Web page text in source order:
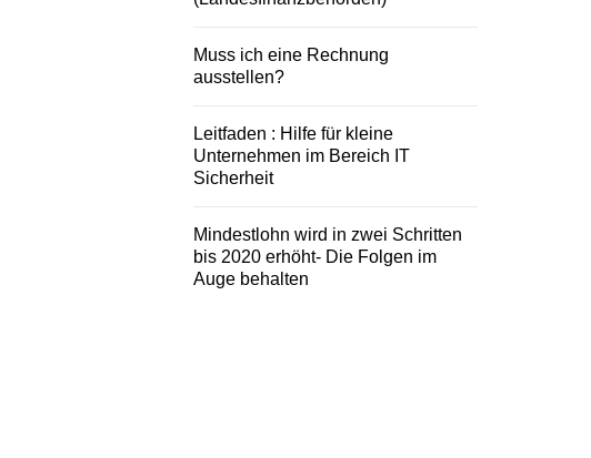
Muss ich eine Rechnung
ausstellen?
Leitfaden : Hilfe für kleine
Unternehmen im Bereich IT
Sicherheit
Mindestlohn wird in zwei Schritten
bis 2020 erhöht- Die Folgen im
Auge behalten